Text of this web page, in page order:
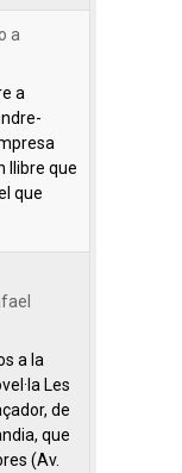
a
a
llibre que
que
a la
Les
de
que
(Av.